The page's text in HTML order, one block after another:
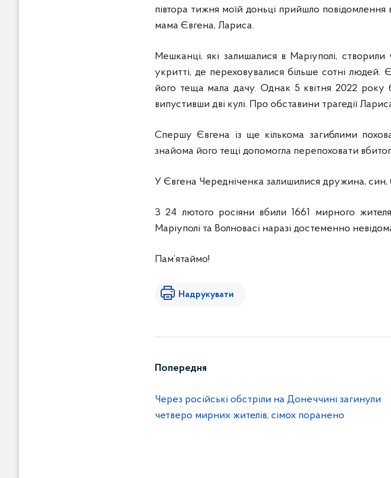
півтора тижня моїй доньці прийшло
мама Євгена, Лариса.
Мешканці, які залишалися в Маріуполі,
укритті, де переховувалися більше сотні
його теща мала дачу. Однак 5 квітня 2022 року
випустивши дві кулі. Про обставини трагедії Лариса
Спершу Євгена із ще кількома загиблими
знайома його тещі допомогла перепоховати
У Євгена Чередніченка залишилися дружина, син,
З 24 лютого росіяни вбили 1661 мирного
Маріуполі та Волновасі наразі достеменно
Пам’ятаймо!
Надрукувати
Попередня
Через російські обстріли на Донеччині загинули
четверо мирних жителів, сімох поранено